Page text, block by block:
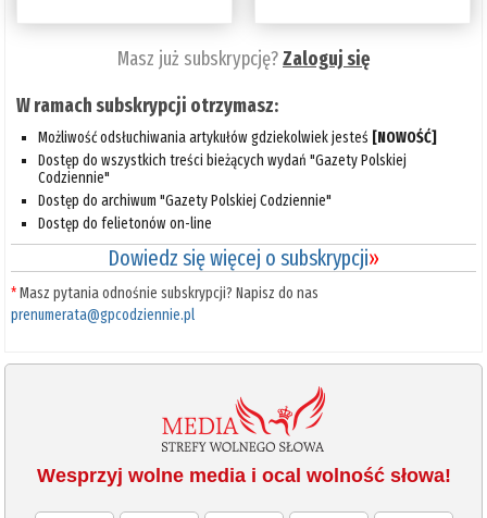
Masz już subskrypcję?Zaloguj się
W ramach subskrypcji otrzymasz:
Możliwość odsłuchiwania artykułów gdziekolwiek jesteś [NOWOŚĆ]
Dostęp do wszystkich treści bieżących wydań "Gazety Polskiej
Codziennie"
Dostęp do archiwum "Gazety Polskiej Codziennie"
Dostęp do felietonów on-line
Dowiedz się więcej o subskrypcji»
*Masz pytania odnośnie subskrypcji? Napisz do nas
prenumerata@gpcodziennie.pl
Wesprzyj wolne media i ocal wolność słowa!